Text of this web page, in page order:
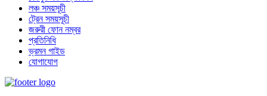
লঞ্চ সময়সূচী
ট্রেন সময়সূচী
জরুরী ফোন নম্বর
প্রতিনিধি
ভ্রমন গাইড
যোগাযোগ